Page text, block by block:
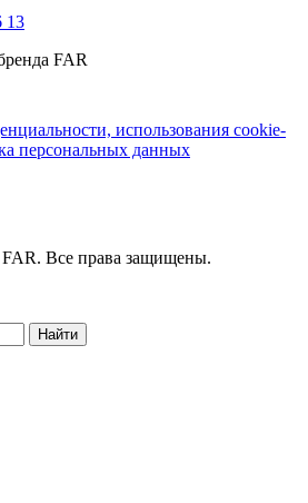
13
FAR
использования сookie-
персональных данных
Все права защищены.
Найти